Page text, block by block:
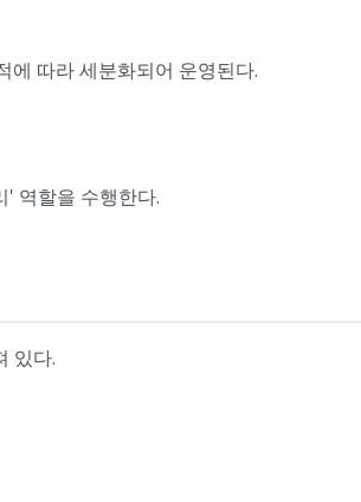
에 따라 세분화되어 운영된다.
' 역할을 수행한다.
있다.